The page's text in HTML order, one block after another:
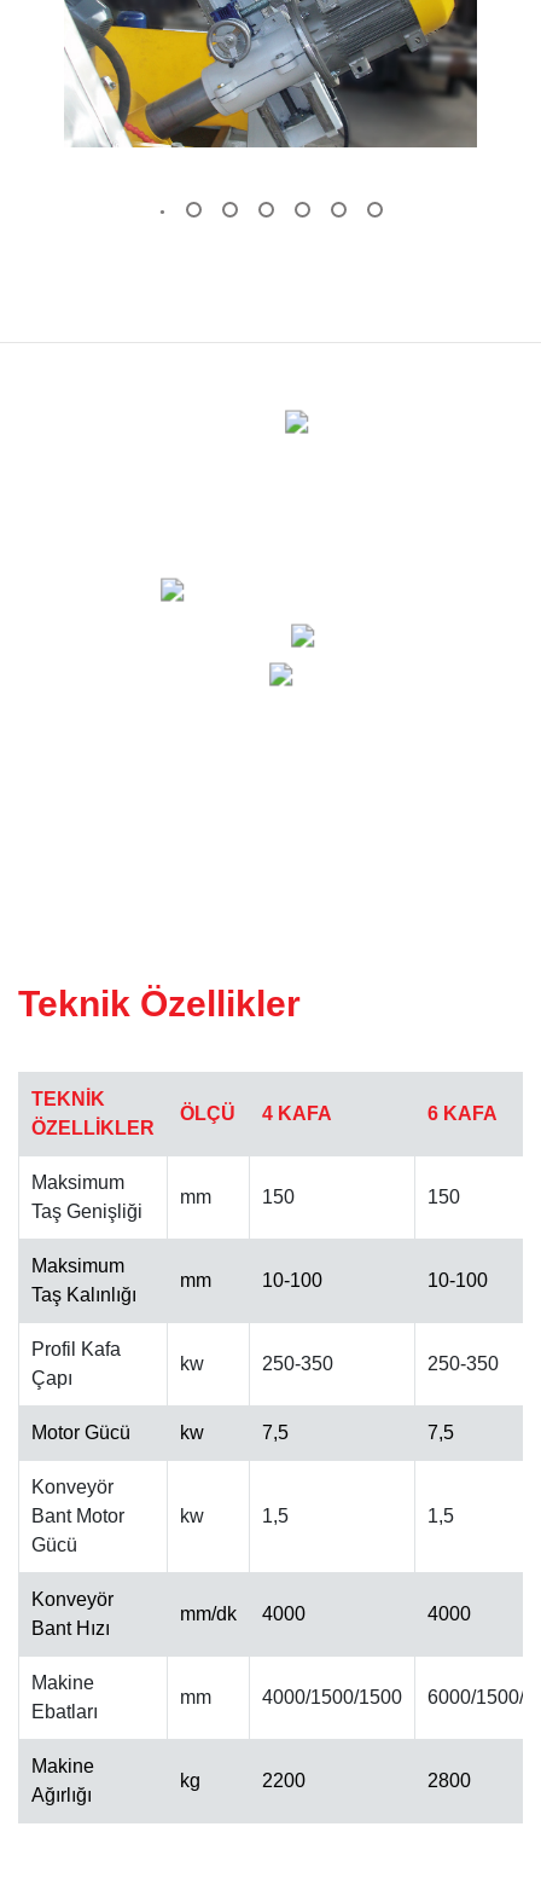
OTOMATIK MERMER PLAKA SILIM
MAKINESI
OTOMATIK CILA MAKINESI
ALINPAH CILA MAKINESI
Teknik Özellikler
TEKNİK
ÖZELLİKLER
ÖLÇÜ 4 KAFA 6 KAFA
Maksimum
Taş Genişliği
mm 150 150
Maksimum
Taş Kalınlığı
mm 10-100 10-100
Profil Kafa
Çapı
kw 250-350 250-350
Motor Gücü kw 7,5 7,5
Konveyör
Bant Motor
Gücü
kw 1,5 1,5
Konveyör
Bant Hızı
mm/dk 4000 4000
Makine
Ebatları
mm 4000/1500/1500 6000/1500/
Makine
Ağırlığı
kg 2200 2800